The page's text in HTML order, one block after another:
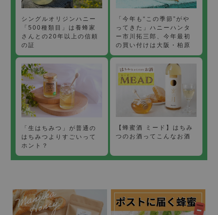
シングルオリジンハニー
「500種類目」は養蜂家
さんとの20年以上の信頼
の証
「今年も“この季節”がや
ってきた」ハニーハンタ
ー市川拓三郎、今年最初
の買い付けは大阪・柏原
「生はちみつ」が普通の
はちみつよりすごいって
ホント？
【蜂蜜酒 ミード】はちみ
つのお酒ってこんなお酒